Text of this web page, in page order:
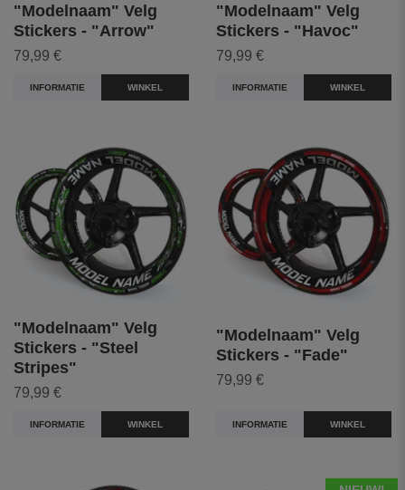
"Modelnaam" Velg
Stickers - "Arrow"
79,99 €
INFORMATIE WINKEL
"Modelnaam" Velg
Stickers - "Havoc"
79,99 €
INFORMATIE WINKEL
"Modelnaam" Velg
Stickers - "Steel
Stripes"
79,99 €
INFORMATIE WINKEL
"Modelnaam" Velg
Stickers - "Fade"
79,99 €
INFORMATIE WINKEL